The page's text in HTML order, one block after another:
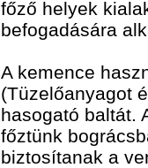
főző helyek
befogadására
A kemence
(Tüzelőanyagot
hasogató baltát.
főztünk
biztosítanak a